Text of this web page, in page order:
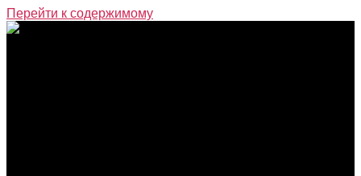
Перейти к содержимому